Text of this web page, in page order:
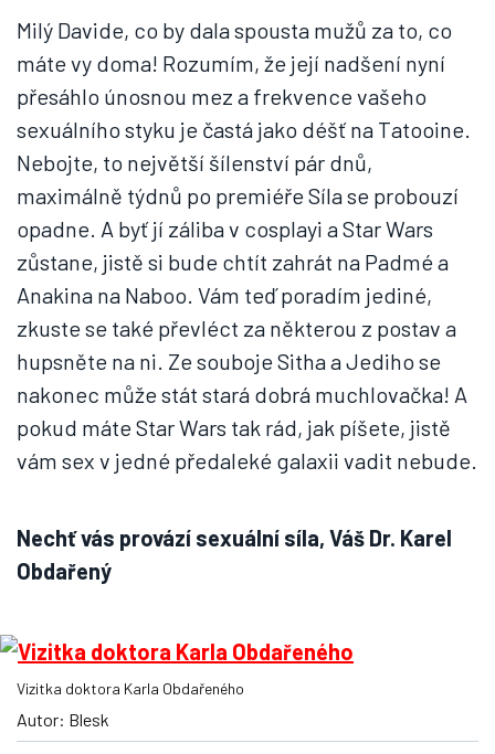
Milý Davide, co by dala spousta mužů za to, co
máte vy doma! Rozumím, že její nadšení nyní
přesáhlo únosnou mez a frekvence vašeho
sexuálního styku je častá jako déšť na Tatooine.
Nebojte, to největší šílenství pár dnů,
maximálně týdnů po premiéře Síla se probouzí
opadne. A byť jí záliba v cosplayi a Star Wars
zůstane, jistě si bude chtít zahrát na Padmé a
Anakina na Naboo. Vám teď poradím jediné,
zkuste se také převléct za některou z postav a
hupsněte na ni. Ze souboje Sitha a Jediho se
nakonec může stát stará dobrá muchlovačka! A
pokud máte Star Wars tak rád, jak píšete, jistě
vám sex v jedné předaleké galaxii vadit nebude.
Nechť vás provází sexuální síla, Váš Dr. Karel
Obdařený
Vizitka doktora Karla Obdařeného
Autor: Blesk